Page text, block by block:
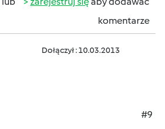
komentarze
Dołączył : 10.03.2013
#9